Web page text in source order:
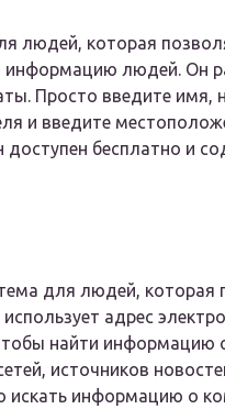
людей, которая
людей. Он
Просто введите имя,
и введите
бесплатно и
для людей, которая
адрес
найти информацию
источников
искать информацию о